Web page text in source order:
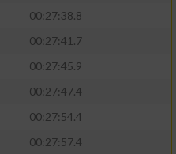
00:27:38.8
00:27:41.7
00:27:45.9
00:27:47.4
00:27:54.4
00:27:57.4